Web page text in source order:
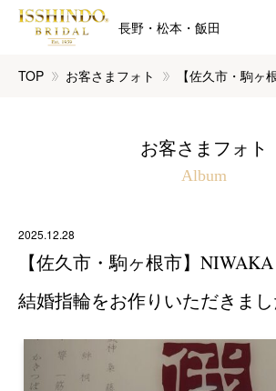
長野・松本・飯田
TOP お客さまフォト 【佐久市・駒
お客さまフォト
Album
2025.12.28
【佐久市・駒ヶ根市】
結婚指輪をお作りいただきま